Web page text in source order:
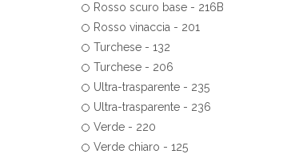
Rosso scuro base - 216B
Rosso vinaccia - 201
Turchese - 132
Turchese - 206
Ultra-trasparente - 235
Ultra-trasparente - 236
Verde - 220
Verde chiaro - 125